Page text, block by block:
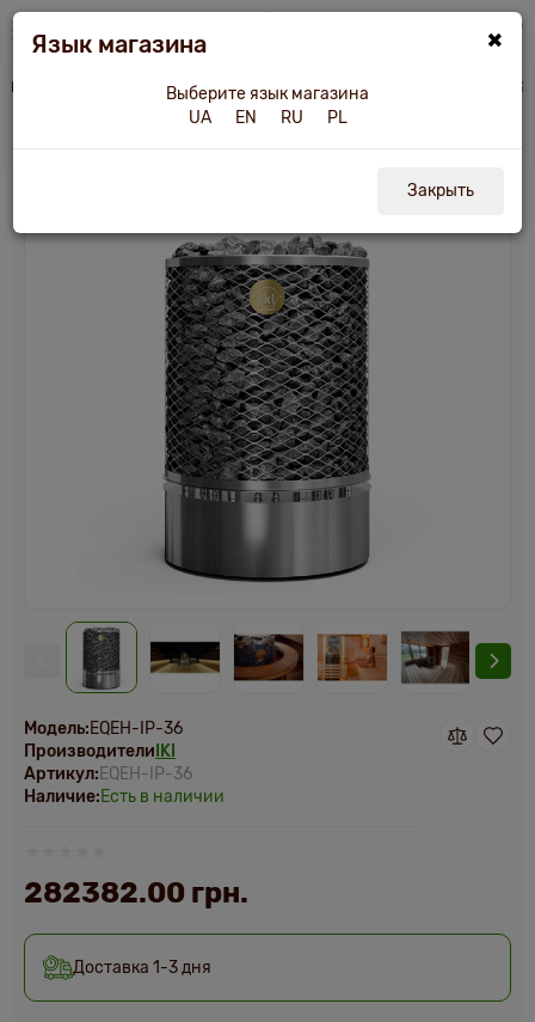
Печи и другое оборудование Электрокаменка для сауны IKI Pillar 36
×
Язык магазина
Выберите язык магазина
UA
EN RU PL
Закрыть
Модель:EQEH-IP-36
Производители IKI
Артикул: EQEH-IP-36
Наличие:Есть в наличии
Доставка 1-3 дня
282382.00 грн.